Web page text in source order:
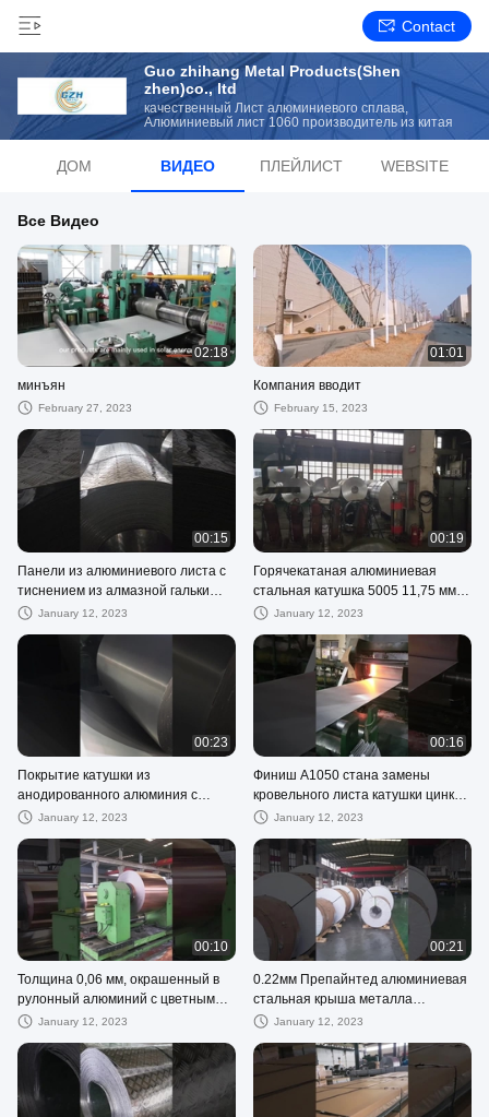
Contact
Guo zhihang Metal Products(Shen
zhen)co., ltd
качественный Лист алюминиевого сплава,
Алюминиевый лист 1060 производитель из китая
ДОМ ВИДЕО ПЛЕЙЛИСТ WEBSITE
Все Видео
02:18
минъян
February 27, 2023
01:01
Компания вводит
February 15, 2023
00:15
Панели из алюминиевого листа с
тиснением из алмазной гальки
0,063 дюйма 0,090 дюйма 12 х 12
January 12, 2023
00:19
Горячекатаная алюминиевая
стальная катушка 5005 11,75 мм
3003 3004 холоднотянутая
January 12, 2023
00:23
Покрытие катушки из
анодированного алюминия с
зеркальной отделкой 3104 2024
January 12, 2023
00:16
Финиш А1050 стана замены
кровельного листа катушки цинка
алюминиевый стальной 3003 3105
January 12, 2023
00:10
Толщина 0,06 мм, окрашенный в
рулонный алюминий с цветным
покрытием, 1250 мм.
January 12, 2023
00:21
0.22мм Препайнтед алюминиевая
стальная крыша металла
гальванизированная катушкой для
January 12, 2023